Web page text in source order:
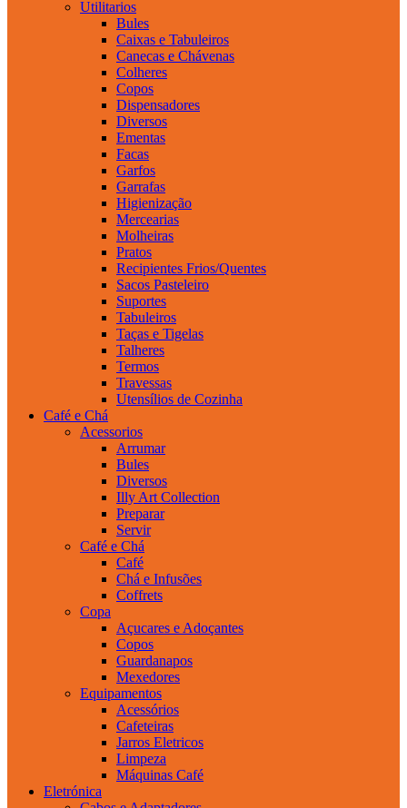
Utilitarios
Bules
Caixas e Tabuleiros
Canecas e Chávenas
Colheres
Copos
Dispensadores
Diversos
Ementas
Facas
Garfos
Garrafas
Higienização
Mercearias
Molheiras
Pratos
Recipientes Frios/Quentes
Sacos Pasteleiro
Suportes
Tabuleiros
Taças e Tigelas
Talheres
Termos
Travessas
Utensílios de Cozinha
Café e Chá
Acessorios
Arrumar
Bules
Diversos
Illy Art Collection
Preparar
Servir
Café e Chá
Café
Chá e Infusões
Coffrets
Copa
Açucares e Adoçantes
Copos
Guardanapos
Mexedores
Equipamentos
Acessórios
Cafeteiras
Jarros Eletricos
Limpeza
Máquinas Café
Eletrónica